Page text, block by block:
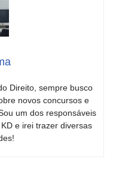
Direito, sempre busco
novos concursos e
um dos responsáveis
e irei trazer diversas